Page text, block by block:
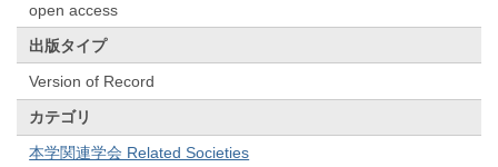
open access
出版タイプ
Version of Record
カテゴリ
本学関連学会 Related Societies